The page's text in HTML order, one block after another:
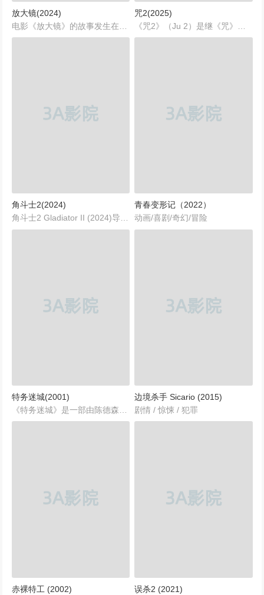
放大镜(2024)
咒2(2025)
角斗士2(2024)
角斗士2 Gladiator II (2024)导演: 雷德利·斯科特编剧: 大卫·斯卡尔帕主演: 保罗·麦斯卡 / 佩德罗·帕斯卡 / 丹泽尔·华盛顿 / 康妮·尼尔森 / 约瑟夫·奎恩 / 更多...类型: 剧情 / 动作 / 冒险...
青春变形记（2022）
动画/喜剧/奇幻/冒险
特务迷城(2001)
边境杀手 Sicario (2015)
剧情 / 惊悚 / 犯罪
赤裸特工 (2002) 误杀2 (2021)